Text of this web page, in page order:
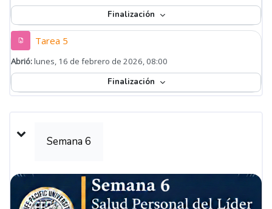
Finalización
Tarea 5
Abrió:lunes, 16 de febrero de 2026, 08:00
Finalización
Semana 6